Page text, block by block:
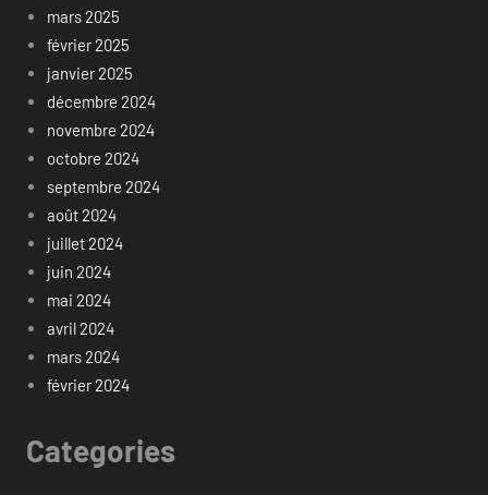
mars 2025
février 2025
janvier 2025
décembre 2024
novembre 2024
octobre 2024
septembre 2024
août 2024
juillet 2024
juin 2024
mai 2024
avril 2024
mars 2024
février 2024
Categories